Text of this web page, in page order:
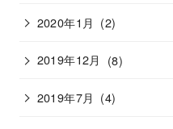
2020年1月 (2)
2019年12月 (8)
2019年7月 (4)